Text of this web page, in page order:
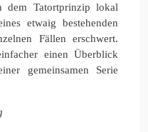
dem Tatortprinzip lokal
etwaig bestehenden
Fällen erschwert.
einen Überblick
gemeinsamen Serie